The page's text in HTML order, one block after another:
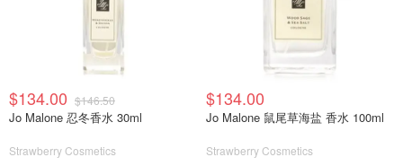
$134.00 $146.50
Jo Malone 忍冬香水 30ml
Strawberry Cosmetics
$134.00
Jo Malone 鼠尾草海盐 香水 100ml
Strawberry Cosmetics